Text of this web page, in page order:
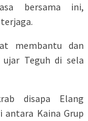
bersama ini,
membantu dan
ujar Teguh di sela
disapa Elang
antara Kaina Grup